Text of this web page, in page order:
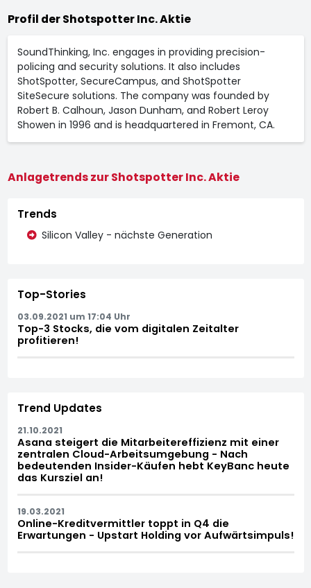
Profil der Shotspotter Inc. Aktie
SoundThinking, Inc. engages in providing precision-
policing and security solutions. It also includes
ShotSpotter, SecureCampus, and ShotSpotter
SiteSecure solutions. The company was founded by
Robert B. Calhoun, Jason Dunham, and Robert Leroy
Showen in 1996 and is headquartered in Fremont, CA.
Anlagetrends zur Shotspotter Inc. Aktie
Trends
Silicon Valley - nächste Generation
Top-Stories
03.09.2021 um 17:04 Uhr
Top-3 Stocks, die vom digitalen Zeitalter
profitieren!
Trend Updates
21.10.2021
Asana steigert die Mitarbeitereffizienz mit einer
zentralen Cloud-Arbeitsumgebung - Nach
bedeutenden Insider-Käufen hebt KeyBanc heute
das Kursziel an!
19.03.2021
Online-Kreditvermittler toppt in Q4 die
Erwartungen - Upstart Holding vor Aufwärtsimpuls!